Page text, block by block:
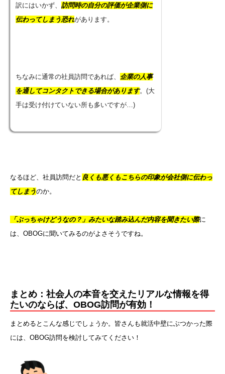
訳にはいかず、 訪問時の自分の評価が企業側に
伝わってしまう恐れがあります。
ちなみに通常の社員訪問であれば、 企業の人事
を通してコンタクトできる場合があります。(大
手は受け付けていない所も多いですが…)
なるほど、社員訪問だと 良くも悪くもこちらの印象が会社側に伝わっ
てしまうのか。
「ぶっちゃけどうなの？」みたいな踏み込んだ内容を聞きたい際に
は、OBOGに聞いてみるのがよさそうですね。
まとめ：社会人の本音を交えたリアルな情報を得
たいのならば、OBOG訪問が有効！
まとめるとこんな感じでしょうか。皆さんも就活中壁にぶつかった際
には、OBOG訪問を検討してみてください！